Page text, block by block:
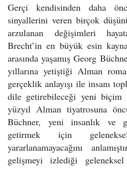
Gerçi kendisinden daha
sinyallerini veren birçok
arzulanan değişimleri
Brecht’in en büyük esin
arasında yaşamış Georg
yıllarına yetiştiği Alman
gerçeklik anlayışı ile insanı
dile getirebileceği yeni biçim
yüzyıl Alman tiyatrosuna
Büchner, yeni insanlık ve
getirmek için
yararlanamayacağını
gelişmeyi izlediği